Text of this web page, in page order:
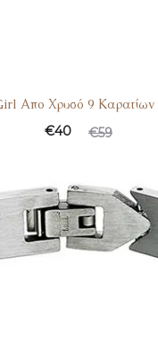
Απο Χρυσό 9
€59
€40